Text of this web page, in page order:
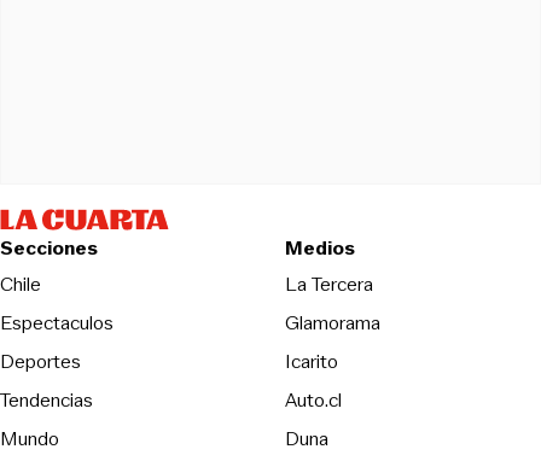
Secciones
Chile
Espectaculos
Deportes
Tendencias
Mundo
Medios
La TerceraOpens in new
Glamorama
Icarito
Auto.cl
DunaOpens in new window